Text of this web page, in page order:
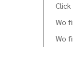
Wo
Wo